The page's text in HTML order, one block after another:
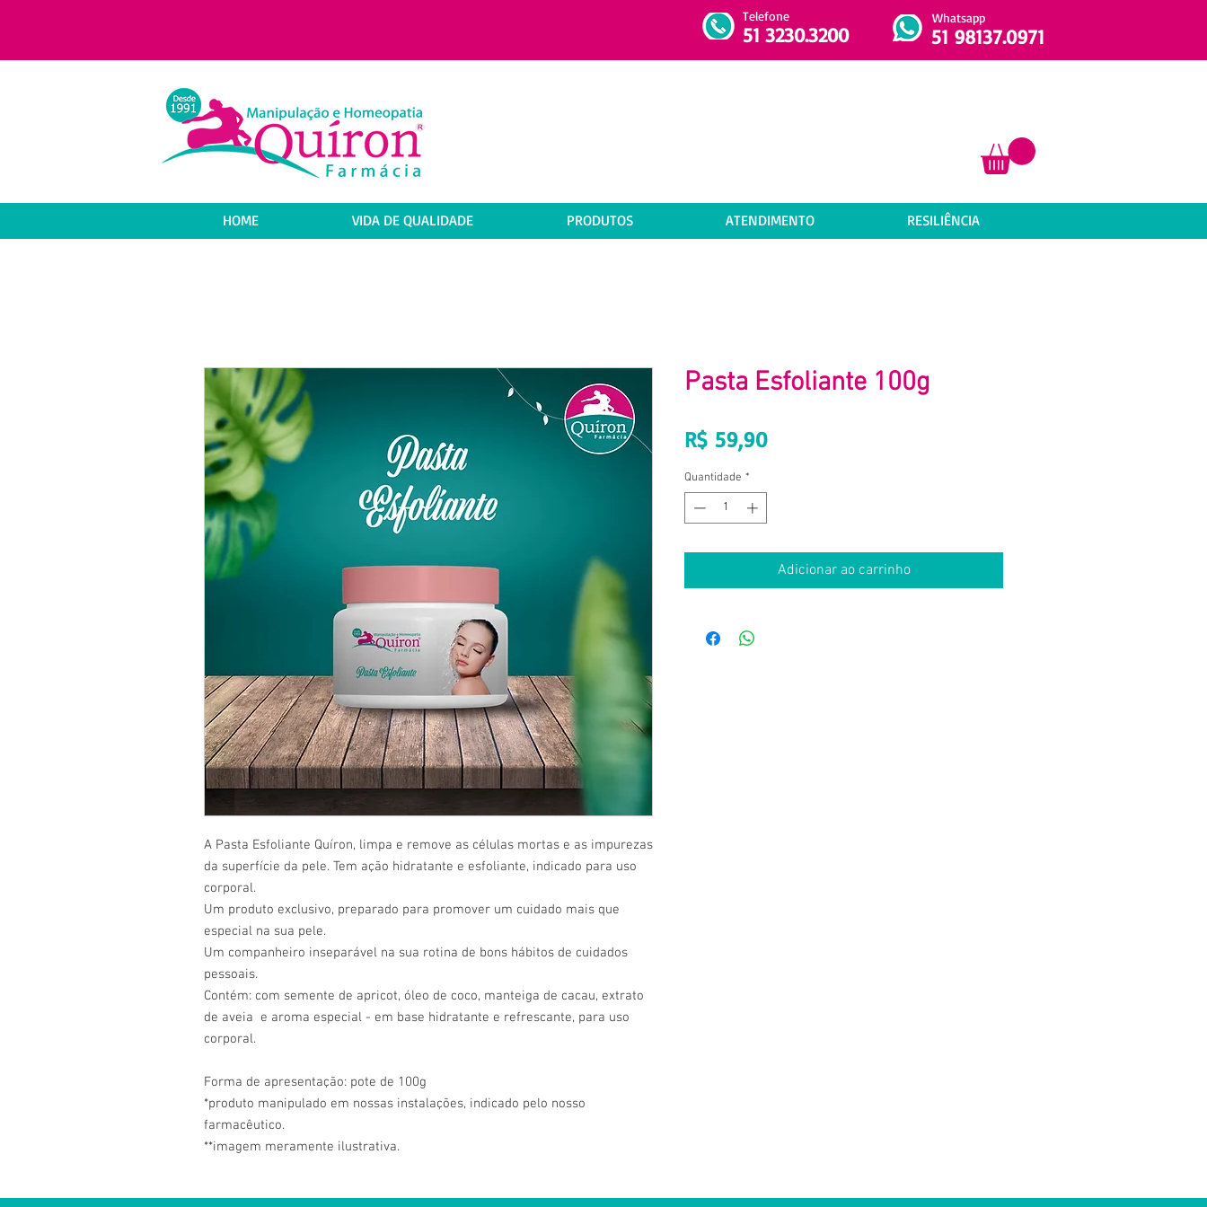
51 3230.3200
Telefone
51 98137.0971
Whatsapp
HOME VIDA DE QUALIDADE PRODUTOS ATENDIMENTO RESILIÊNCIA
A Pasta Esfoliante Quíron, limpa e remove as células mortas e as impurezas
da superfície da pele. Tem ação hidratante e esfoliante, indicado para uso
corporal.
Um produto exclusivo, preparado para promover um cuidado mais que
especial na sua pele.
Um companheiro inseparável na sua rotina de bons hábitos de cuidados
pessoais.
Contém: com semente de apricot, óleo de coco, manteiga de cacau, extrato
de aveia e aroma especial - em base hidratante e refrescante, para uso
corporal.
Forma de apresentação: pote de 100g
*produto manipulado em nossas instalações, indicado pelo nosso
farmacêutico.
**imagem meramente ilustrativa.
Pasta Esfoliante 100g
R$ 59,90Preço
Quantidade *
Adicionar ao carrinho